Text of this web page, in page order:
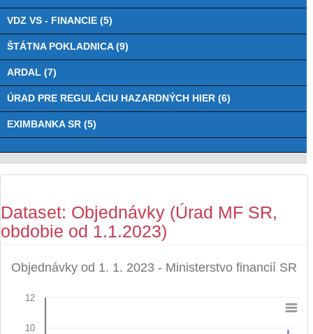
VDZ VS - FINANCIE (5)
ŠTÁTNA POKLADNICA (9)
ARDAL (7)
ÚRAD PRE REGULÁCIU HAZARDNÝCH HIER (6)
EXIMBANKA SR (5)
Dataset: Objednávky (Úrad MF SR,
obdobie od 1.1.2023)
Objednávky od 1. 1. 2023 - Ministerstvo financií SR
Objednávky od 1. 1. 2023 - Ministerstvo financií
10
12